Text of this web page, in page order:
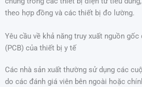
theo hợp đồng và các thiết bị đo lường.
Yêu cầu về khả năng truy xuất nguồn
(PCB) của thiết bị y tế
Các nhà sản xuất thường sử dụng các
do các đánh giá viên bên ngoài hoặc